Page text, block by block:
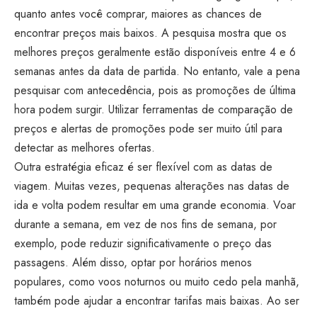
quanto antes você comprar, maiores as chances de
encontrar preços mais baixos. A pesquisa mostra que os
melhores preços geralmente estão disponíveis entre 4 e 6
semanas antes da data de partida. No entanto, vale a pena
pesquisar com antecedência, pois as promoções de última
hora podem surgir. Utilizar ferramentas de comparação de
preços e alertas de promoções pode ser muito útil para
detectar as melhores ofertas.
Outra estratégia eficaz é ser flexível com as datas de
viagem. Muitas vezes, pequenas alterações nas datas de
ida e volta podem resultar em uma grande economia. Voar
durante a semana, em vez de nos fins de semana, por
exemplo, pode reduzir significativamente o preço das
passagens. Além disso, optar por horários menos
populares, como voos noturnos ou muito cedo pela manhã,
também pode ajudar a encontrar tarifas mais baixas. Ao ser